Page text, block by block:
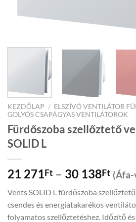
KEZDŐLAP / ELSZÍVÓ VENTILÁTOR
GOLYÓS CSAPÁGYAS VENTILÁTOROK
Fürdőszoba szellőztető
SOLID L
21 271Ft – 30 138Ft
range:
21
(Áfa-
Vents SOLID L fürdőszoba
csendes és energiatakarékos
folyamatos szellőztetéshez. Időzítő